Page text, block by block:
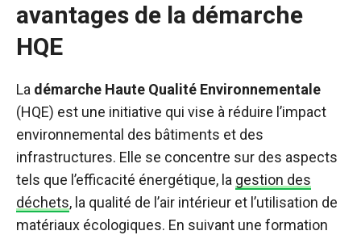
avantages de la démarche
HQE
La démarche Haute Qualité Environnementale
(HQE) est une initiative qui vise à réduire l’impact
environnemental des bâtiments et des
infrastructures. Elle se concentre sur des aspects
tels que l’efficacité énergétique, la gestion des
déchets, la qualité de l’air intérieur et l’utilisation de
matériaux écologiques. En suivant une formation